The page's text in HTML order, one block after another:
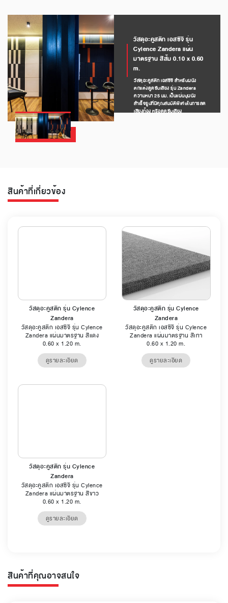
วัสดุอะคูสติก เอสซีจี รุ่น
Cylence Zandera แผ่น
มาตรฐาน สีส้ม 0.10 x 0.60
m.
วัสดุอะคูสติก เอสซีจี สำหรับผนัง
ตกแต่งดูดซับเสียง รุ่น Zandera
ความหนา 25 มม. เป็นแผ่นบุผนัง
สำเร็จรูปที่มีคุณสมบัติพิเศษในการลด
เสียงก้อง หรือดูดซับเสียง
สินค้าที่เกี่ยวข้อง
วัสดุอะคูสติก รุ่น Cylence
Zandera
วัสดุอะคูสติก เอสซีจี รุ่น Cylence
Zandera แผ่นมาตรฐาน สีแดง
0.60 x 1.20 m.
ดูรายละเอียด
วัสดุอะคูสติก รุ่น Cylence
Zandera
วัสดุอะคูสติก เอสซีจี รุ่น Cylence
Zandera แผ่นมาตรฐาน สีเทา
0.60 x 1.20 m.
ดูรายละเอียด
วัสดุอะคูสติก รุ่น Cylence
Zandera
วัสดุอะคูสติก เอสซีจี รุ่น Cylence
Zandera แผ่นมาตรฐาน สีขาว
0.60 x 1.20 m.
ดูรายละเอียด
สินค้าที่คุณอาจสนใจ